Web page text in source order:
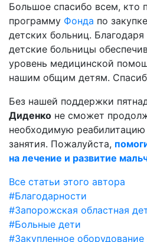
Большое спасибо всем, кто
программу Фонда по
детских больниц.
детские больницы
уровень медицинской
нашим общим детям.
Без нашей поддержки
Диденко не сможет
необходимую
занятия. Пожалуйста,
на лечение и развитие
Все статьи этого автора
#Благодарности
#Запорожская областная
#Больные дети
#Закупленное